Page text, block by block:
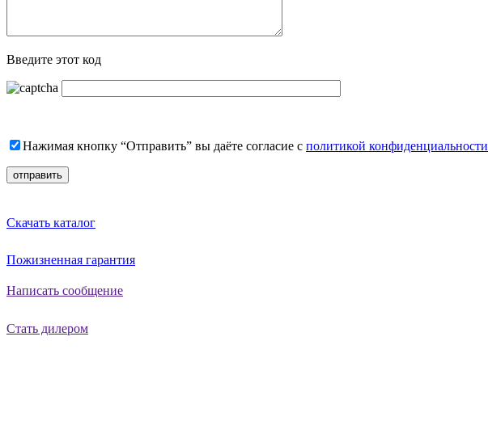
Введите этот код
Нажимая кнопку “Отправить” вы даёте согласие с политикой конфиденциальности
Скачать каталог
Пожизненная гарантия
Написать сообщение
Стать дилером